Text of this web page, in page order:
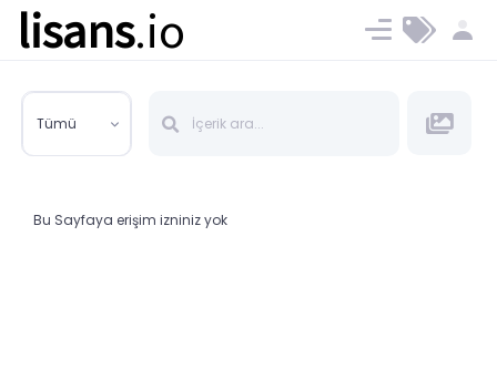
lisans.io Ücret ve Planlar
Tümü
Bu Sayfaya erişim izniniz yok